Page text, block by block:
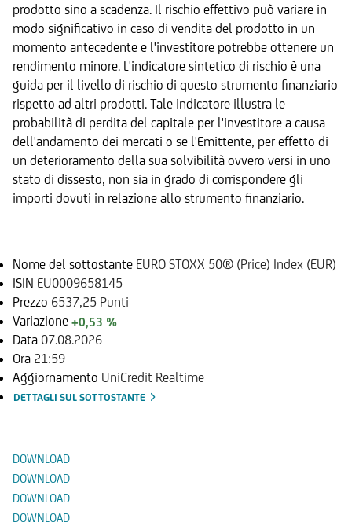
prodotto sino a scadenza. Il rischio effettivo può variare in
modo significativo in caso di vendita del prodotto in un
momento antecedente e l'investitore potrebbe ottenere un
rendimento minore. L'indicatore sintetico di rischio è una
guida per il livello di rischio di questo strumento finanziario
rispetto ad altri prodotti. Tale indicatore illustra le
probabilità di perdita del capitale per l'investitore a causa
dell'andamento dei mercati o se l'Emittente, per effetto di
un deterioramento della sua solvibilità ovvero versi in uno
stato di dissesto, non sia in grado di corrispondere gli
importi dovuti in relazione allo strumento finanziario.
Nome del sottostante EURO STOXX 50® (Price) Index (EUR)
ISIN EU0009658145
Prezzo 6537,25 Punti
Variazione +0,53 %
Data 07.08.2026
Ora 21:59
Aggiornamento UniCredit Realtime
DETTAGLI SUL SOTTOSTANTE
DOWNLOAD
DOWNLOAD
DOWNLOAD
DOWNLOAD